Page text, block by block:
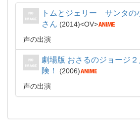
トムとジェリー サンタの
さん
2014
OV
声の出演
劇場版 おさるのジョージ
険！
2006
声の出演